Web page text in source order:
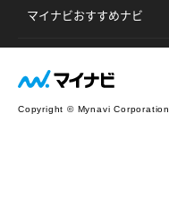
マイナビおすすめナビ
Copyright © Mynavi Corporation